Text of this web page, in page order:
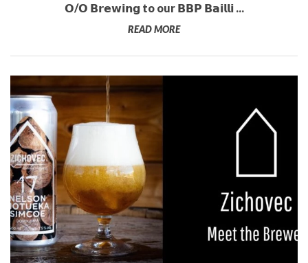
𝗢/𝗢 𝗕𝗿𝗲𝘄𝗶𝗻𝗴 to our 𝗕𝗕𝗣 𝗕𝗮𝗶𝗹𝗹𝗶 ...
READ MORE